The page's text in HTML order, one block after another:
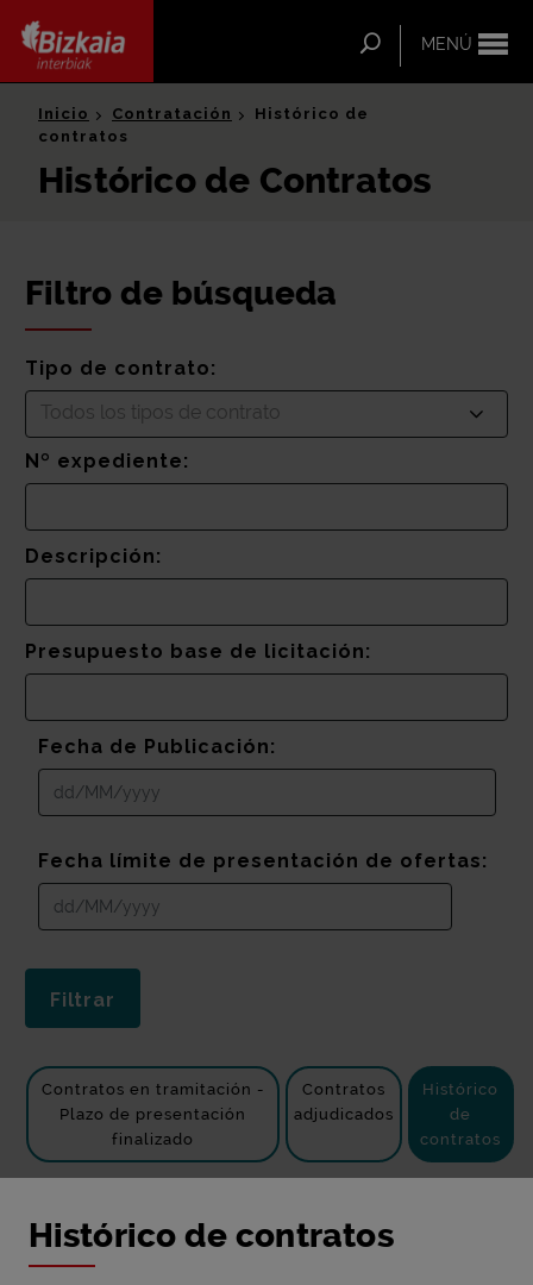
MENÚ
Buscar
Inicio Contratación
Histórico de
contratos
Histórico de Contratos
Filtro de búsqueda
Tipo de contrato:
Todos los tipos de contrato
Nº expediente:
Descripción:
Presupuesto base de licitación:
Fecha de Publicación:
Fecha límite de presentación de ofertas:
Contratos en tramitación -
Plazo de presentación
finalizado
Contratos
adjudicados
Histórico
de
contratos
Histórico de contratos